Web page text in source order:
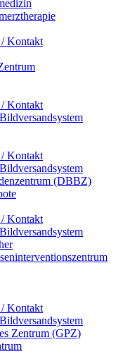
/ Kontakt
/ Kontakt
/ Kontakt
(DBBZ)
/ Kontakt
/ Kontakt
Zentrum (GPZ)